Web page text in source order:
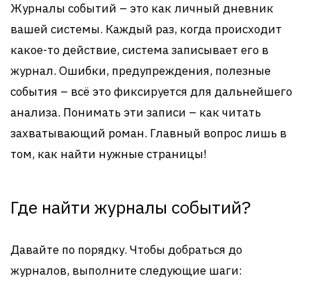
Журналы событий – это как личный дневник
вашей системы. Каждый раз, когда происходит
какое-то действие, система записывает его в
журнал. Ошибки, предупреждения, полезные
события – всё это фиксируется для дальнейшего
анализа. Понимать эти записи – как читать
захватывающий роман. Главный вопрос лишь в
том, как найти нужные страницы!
Где найти журналы событий?
Давайте по порядку. Чтобы добраться до
журналов, выполните следующие шаги: